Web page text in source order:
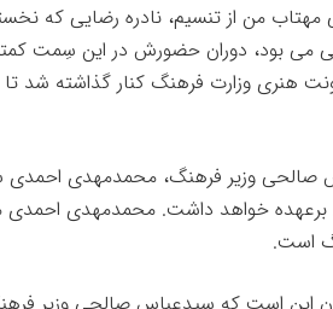
مهتاب من از تنسیم، نادره رضایی که
می بود،‌ دوران حضورش در این سِمت
هنری وزارت فرهنگ کنار گذاشته شد تا
صالحی وزیر فرهنگ، محمدمهدی احمدی
برعهده خواهد داشت. محمدمهدی احمدی
است.